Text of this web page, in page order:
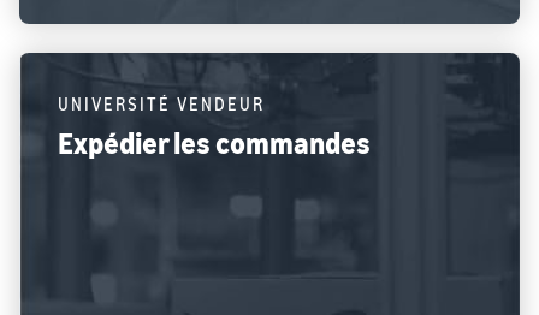
UNIVERSITÉ VENDEUR
Expédier les commandes